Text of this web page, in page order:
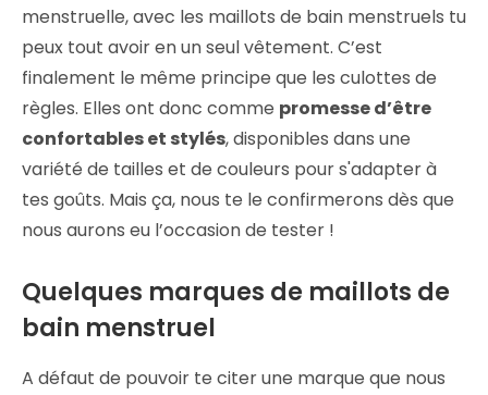
menstruelle, avec les maillots de bain menstruels tu
peux tout avoir en un seul vêtement. C’est
finalement le même principe que les culottes de
règles. Elles ont donc comme promesse d’être
confortables et stylés, disponibles dans une
variété de tailles et de couleurs pour s'adapter à
tes goûts. Mais ça, nous te le confirmerons dès que
nous aurons eu l’occasion de tester !
Quelques marques de maillots de
bain menstruel
A défaut de pouvoir te citer une marque que nous